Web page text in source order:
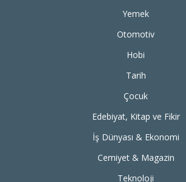
Yemek
Otomotiv
Hobi
Tarih
Çocuk
Edebiyat, Kitap ve Fikir
İş Dünyası & Ekonomi
Cemiyet & Magazin
Teknoloji